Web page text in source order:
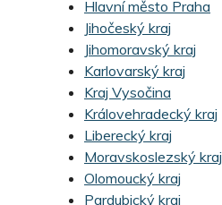
Hlavní město Praha
Jihočeský kraj
Jihomoravský kraj
Karlovarský kraj
Kraj Vysočina
Královehradecký kraj
Liberecký kraj
Moravskoslezský kraj
Olomoucký kraj
Pardubický kraj